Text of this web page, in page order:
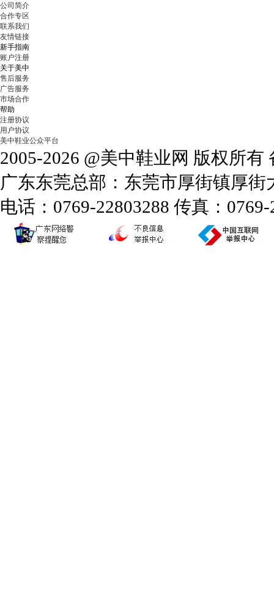
公司简介
合作专区
联系我们
友情链接
新手指南
账户注册
关于美中
售后服务
广告服务
市场合作
帮助
注册协议
用户协议
美中鞋业公众平台
2005-2026 @美中鞋业网 版权所有
广东东莞总部：东莞市厚街镇厚
电话：0769-22803288 传真：0769-